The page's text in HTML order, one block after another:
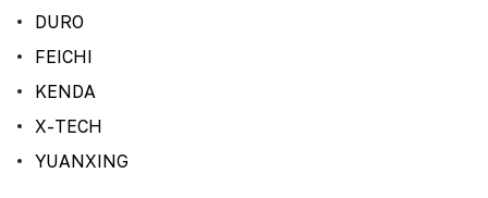
DURO
FEICHI
KENDA
X-TECH
YUANXING